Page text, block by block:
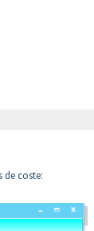
de coste: